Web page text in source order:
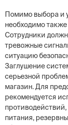
Помимо выбора и
необходимо также
Сотрудники
тревожные
ситуацию
Заглушение
серьезной
магазин. Для
рекомендуется
питания,